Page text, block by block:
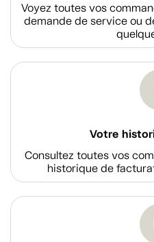
Voyez toutes vos
demande de service ou
Votre
Consultez toutes vos
historique de